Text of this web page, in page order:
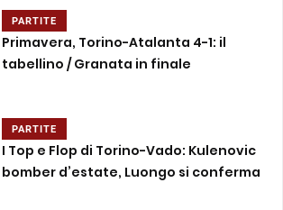
PARTITE
Primavera, Torino-Atalanta 4-1: il
tabellino / Granata in finale
PARTITE
I Top e Flop di Torino-Vado: Kulenovic
bomber d’estate, Luongo si conferma